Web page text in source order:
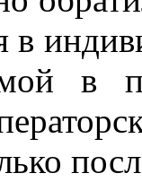
в
в